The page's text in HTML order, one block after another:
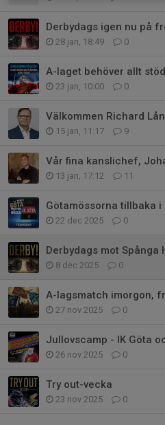
Derbydags igen nu på
28 jan, 18:49 0
A-laget behöver allt
23 jan, 10:00 0
15 jan, 11:17 9
13 jan, 17:12 11
Götamössorna tillbaka i
22 dec 2025 0
Derbydags mot Spånga
8 dec 2025 0
A-lagsmatch imorgon,
27 nov 2025 0
Jullovscamp - IK Göta
26 nov 2025 0
Try out-vecka
23 nov 2025 0